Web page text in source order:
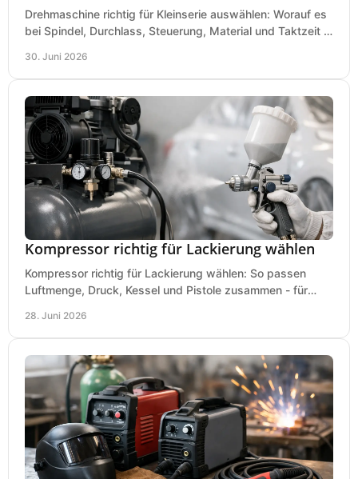
Drehmaschine richtig für Kleinserie auswählen: Worauf es
bei Spindel, Durchlass, Steuerung, Material und Taktzeit in
30. Juni 2026
Kompressor richtig für Lackierung wählen
Kompressor richtig für Lackierung wählen: So passen
Luftmenge, Druck, Kessel und Pistole zusammen - für
28. Juni 2026